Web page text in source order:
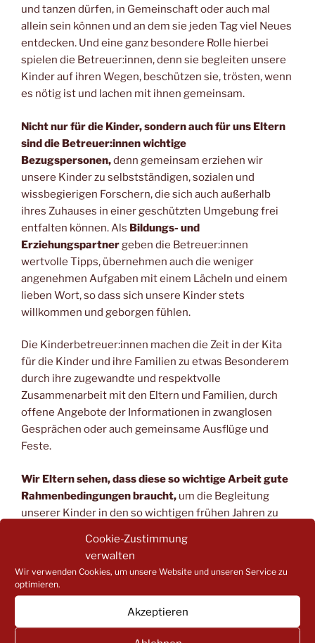
Cookie-Zustimmung
verwalten
Wir verwenden Cookies, um unsere Website und unseren Service zu
optimieren.
Akzeptieren
und tanzen dürfen, in Gemeinschaft oder auch mal
allein sein können und an dem sie jeden Tag viel Neues
entdecken. Und eine ganz besondere Rolle hierbei
spielen die Betreuer:innen, denn sie begleiten unsere
Kinder auf ihren Wegen, beschützen sie, trösten, wenn
es nötig ist und lachen mit ihnen gemeinsam.
Nicht nur für die Kinder, sondern auch für uns Eltern
sind die Betreuer:innen wichtige
Bezugspersonen,denn gemeinsam erziehen wir
unsere Kinder zu selbstständigen, sozialen und
wissbegierigen Forschern, die sich auch außerhalb
ihres Zuhauses in einer geschützten Umgebung frei
entfalten können. Als Bildungs- und
Erziehungspartner geben die Betreuer:innen
wertvolle Tipps, übernehmen auch die weniger
angenehmen Aufgaben mit einem Lächeln und einem
lieben Wort, so dass sich unsere Kinder stets
willkommen und geborgen fühlen.
Die Kinderbetreuer:innen machen die Zeit in der Kita
für die Kinder und ihre Familien zu etwas Besonderem
durch ihre zugewandte und respektvolle
Zusammenarbeit mit den Eltern und Familien, durch
offene Angebote der Informationen in zwanglosen
Gesprächen oder auch gemeinsame Ausflüge und
Feste.
Wir Eltern sehen, dass diese so wichtige Arbeit gute
Rahmenbedingungen braucht, um die Begleitung
unserer Kinder in den so wichtigen frühen Jahren zu
dazu beitragen und uns gemeinsam mit den
Fachkräften für die Zukunft unserer Kinder
einsetzen.
Der Tag der Kinderbetreuung soll immer
wieder daran erinnern.